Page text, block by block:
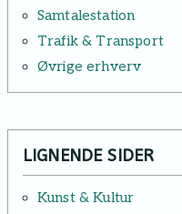
Samtalestation
Trafik & Transport
Øvrige erhverv
LIGNENDE SIDER
Kunst & Kultur